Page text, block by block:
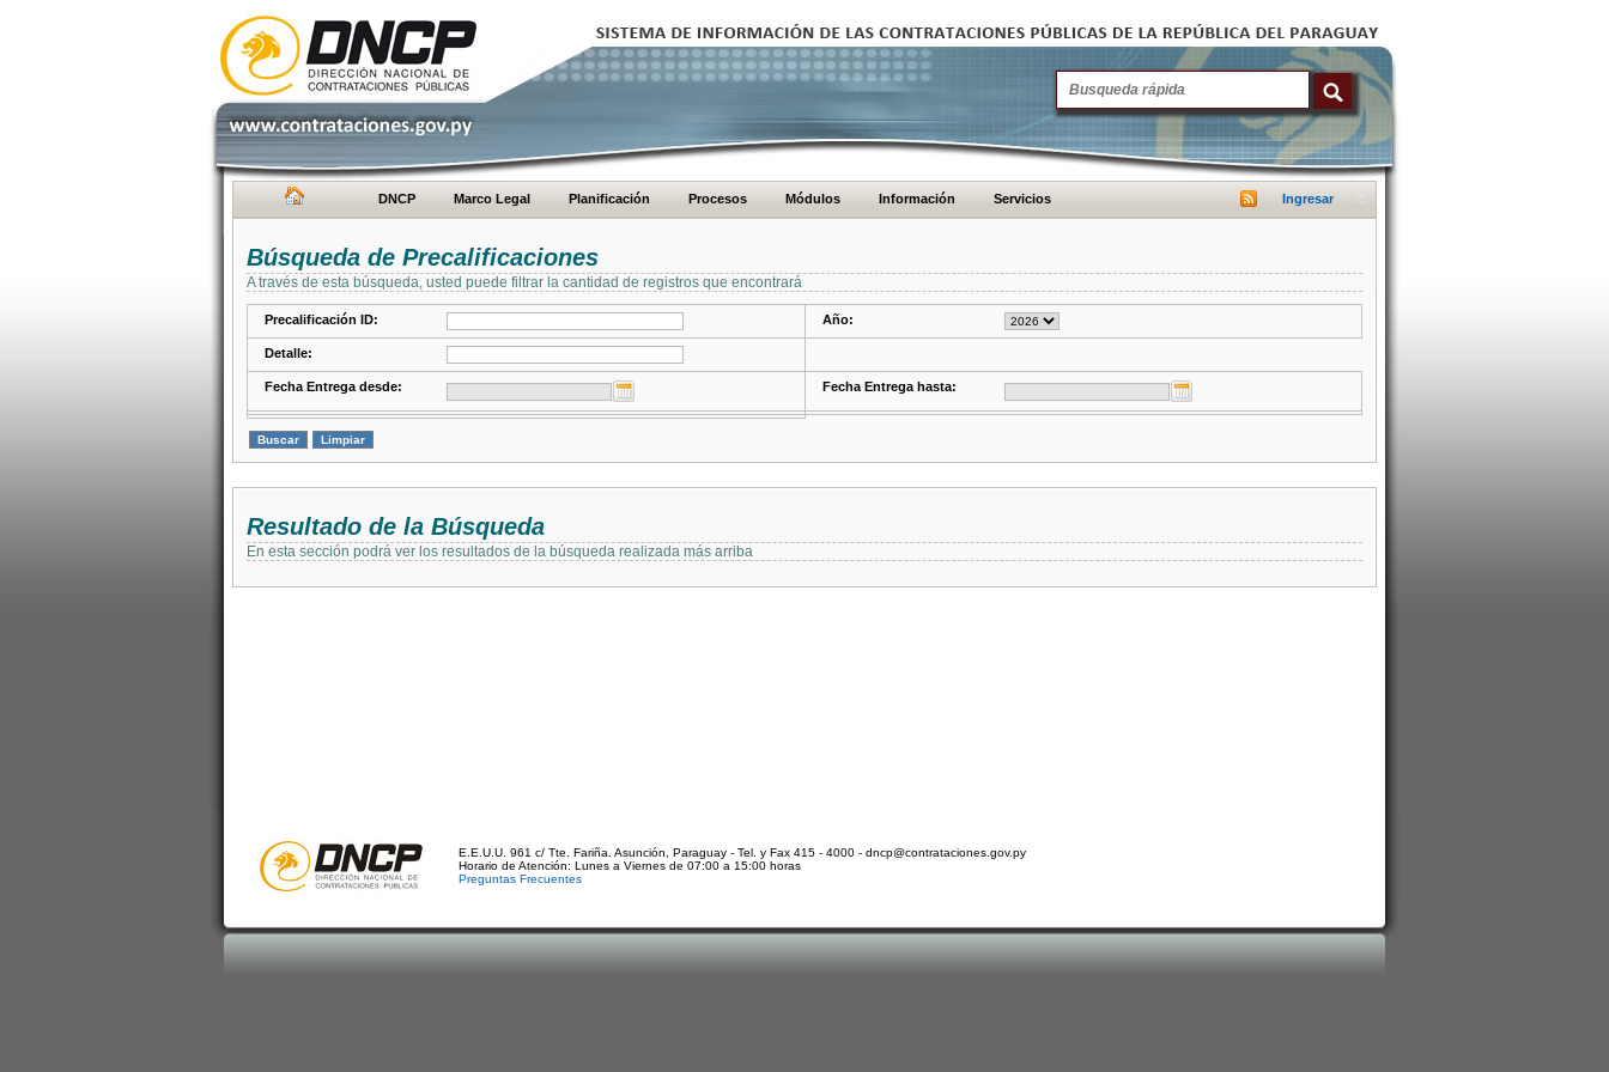
DNCP Marco Legal Planificación Procesos Módulos Información Servicios Ingresar
Búsqueda de Precalificaciones
A través de esta búsqueda, usted puede filtrar la cantidad de registros que encontrará
Precalificación ID: Año:
Detalle:
Fecha Entrega desde: Fecha Entrega hasta:
Resultado de la Búsqueda
En esta sección podrá ver los resultados de la búsqueda realizada más arriba
E.E.U.U. 961 c/ Tte. Fariña. Asunción, Paraguay - Tel. y Fax 415 - 4000 - dncp@contrataciones.gov.py
Horario de Atención: Lunes a Viernes de 07:00 a 15:00 horas
Preguntas Frecuentes